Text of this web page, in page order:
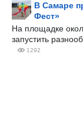
В Самаре
Фест»
На площадке
запустить
1292